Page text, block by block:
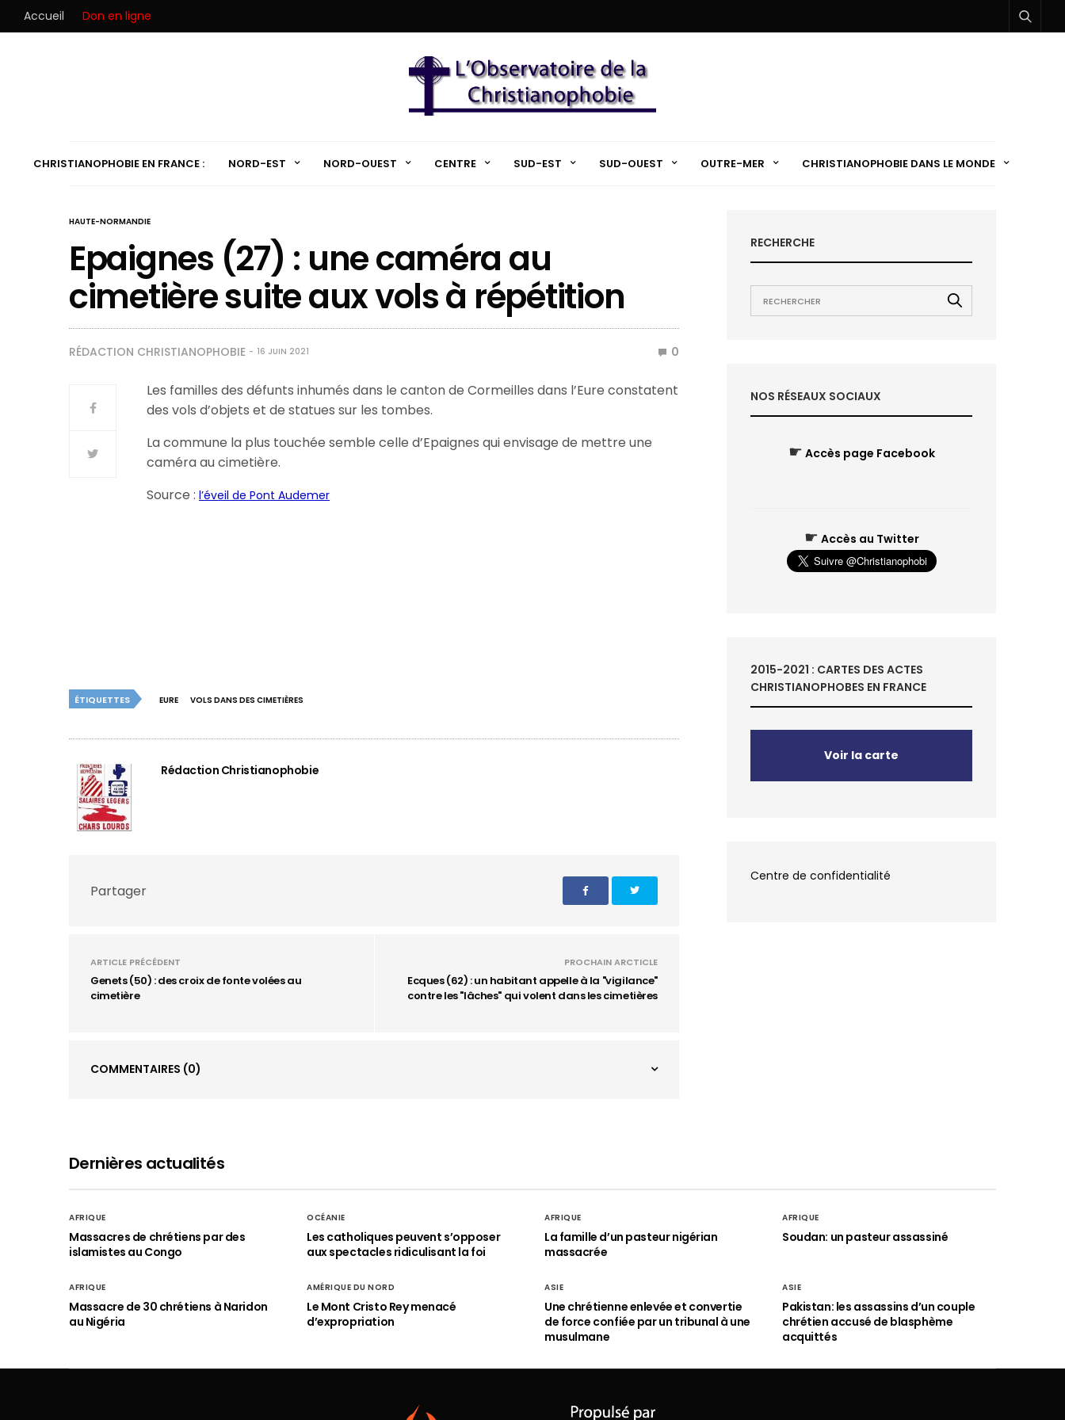
Accueil Don en ligne
CHRISTIANOPHOBIE EN FRANCE : NORD-EST NORD-OUEST CENTRE SUD-EST SUD-OUEST OUTRE-MER CHRISTIANOPHOBIE DANS LE MONDE
HAUTE-NORMANDIE
Epaignes (27) : une caméra au
cimetière suite aux vols à répétition
RÉDACTION CHRISTIANOPHOBIE 16 JUIN 2021 0
Les familles des défunts inhumés dans le canton de Cormeilles dans l’Eure constatent
des vols d’objets et de statues sur les tombes.
La commune la plus touchée semble celle d’Epaignes qui envisage de mettre une
caméra au cimetière.
Source :l’éveil de Pont Audemer
ÉTIQUETTES EURE VOLS DANS DES CIMETIÈRES
Rédaction Christianophobie
Partager
ARTICLE PRÉCÉDENT
Genets (50) : des croix de fonte volées au
cimetière
PROCHAIN ARCTICLE
Ecques (62) : un habitant appelle à la "vigilance"
contre les "lâches" qui volent dans les cimetières
COMMENTAIRES (0)
RECHERCHE
NOS RÉSEAUX SOCIAUX
☛ Accès page Facebook
☛ Accès au Twitter
2015-2021 : CARTES DES ACTES
CHRISTIANOPHOBES EN FRANCE
Voir la carte
Centre de confidentialité
Dernières actualités
AFRIQUE
Massacres de chrétiens par des
islamistes au Congo
OCÉANIE
Les catholiques peuvent s’opposer
aux spectacles ridiculisant la foi
AFRIQUE
La famille d’un pasteur nigérian
massacrée
AFRIQUE
Soudan: un pasteur assassiné
AFRIQUE
Massacre de 30 chrétiens à Naridon
au Nigéria
AMÉRIQUE DU NORD
Le Mont Cristo Rey menacé
d’expropriation
ASIE
Une chrétienne enlevée et convertie
de force confiée par un tribunal à une
musulmane
ASIE
Pakistan: les assassins d’un couple
chrétien accusé de blasphème
acquittés